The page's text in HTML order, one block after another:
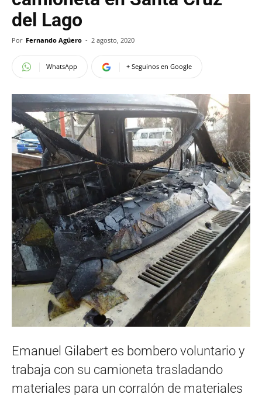
del Lago
Por Fernando Agüero - 2 agosto, 2020
WhatsApp + Seguinos en Google
Emanuel Gilabert es bombero voluntario y
trabaja con su camioneta trasladando
materiales para un corralón de materiales